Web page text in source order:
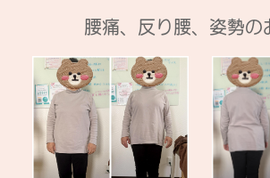
腰痛、反り腰、姿勢の